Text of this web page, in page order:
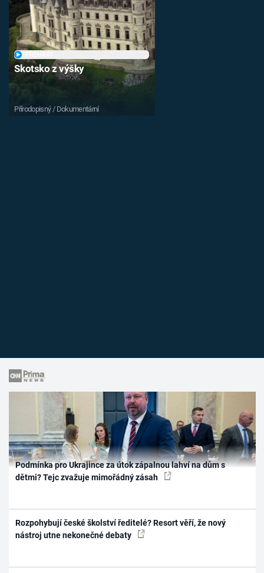
Skotsko z výšky
Přírodopisný / Dokumentární
Podmínka pro Ukrajince za útok zápalnou lahví na dům s
dětmi? Tejc zvažuje mimořádný zásah
Rozpohybují české školství ředitelé? Resort věří, že nový
nástroj utne nekonečné debaty